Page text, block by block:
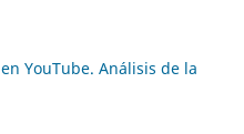
YouTube. Análisis de la